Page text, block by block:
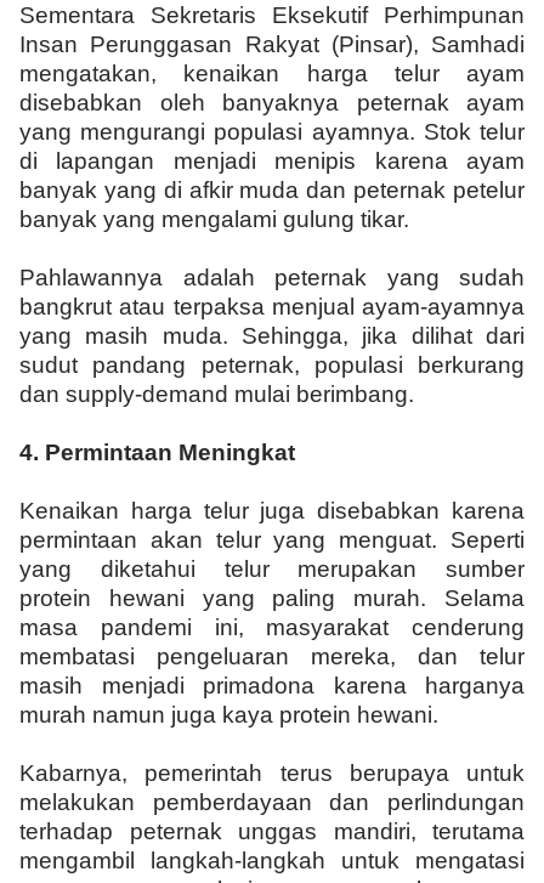
Sementara Sekretaris Eksekutif Perhimpunan
Insan Perunggasan Rakyat (Pinsar), Samhadi
mengatakan, kenaikan harga telur ayam
disebabkan oleh banyaknya peternak ayam
yang mengurangi populasi ayamnya. Stok telur
di lapangan menjadi menipis karena ayam
banyak yang di afkir muda dan peternak petelur
banyak yang mengalami gulung tikar.
Pahlawannya adalah peternak yang sudah
bangkrut atau terpaksa menjual ayam-ayamnya
yang masih muda. Sehingga, jika dilihat dari
sudut pandang peternak, populasi berkurang
dan supply-demand mulai berimbang.
4. Permintaan Meningkat
Kenaikan harga telur juga disebabkan karena
permintaan akan telur yang menguat. Seperti
yang diketahui telur merupakan sumber
protein hewani yang paling murah. Selama
masa pandemi ini, masyarakat cenderung
membatasi pengeluaran mereka, dan telur
masih menjadi primadona karena harganya
murah namun juga kaya protein hewani.
Kabarnya, pemerintah terus berupaya untuk
melakukan pemberdayaan dan perlindungan
terhadap peternak unggas mandiri, terutama
mengambil langkah-langkah untuk mengatasi